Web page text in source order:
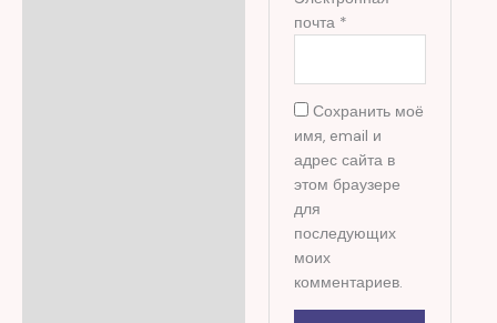
почта *
Сохранить моё
имя, email и
адрес сайта в
этом браузере
для
последующих
моих
комментариев.